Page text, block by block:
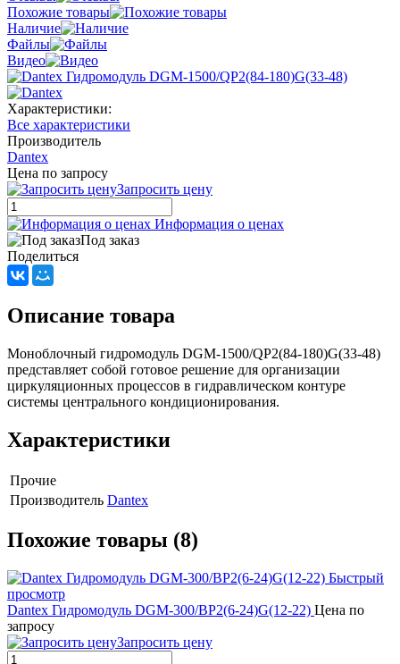
Похожие товары
Наличие
Файлы
Видео
Характеристики:
Все характеристики
Производитель
Dantex
Цена по запросу
Запросить цену
Информация о ценах
Под заказ
Поделиться
Описание товара
Моноблочный гидромодуль DGM-1500/QP2(84-180)G(33-48)
представляет собой готовое решение для организации
циркуляционных процессов в гидравлическом контуре
системы центрального кондиционирования.
Характеристики
Прочие
Производитель Dantex
Похожие товары (8)
Быстрый
просмотр
Dantex Гидромодуль DGM-300/BP2(6-24)G(12-22) Цена по
запросу
Запросить цену